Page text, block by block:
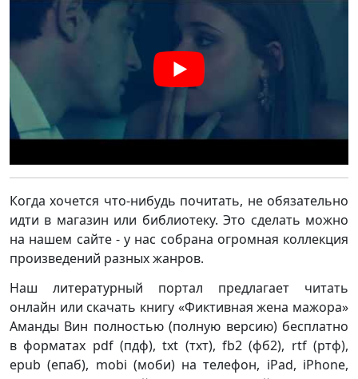
Когда хочется что-нибудь почитать, не обязательно
идти в магазин или библиотеку. Это сделать можно
на нашем сайте - у нас собрана огромная коллекция
произведений разных жанров.
Наш литературный портал предлагает читать
онлайн или скачать книгу «Фиктивная жена мажора»
Аманды Вин полностью (полную версию) бесплатно
в форматах pdf (пдф), txt (тхт), fb2 (фб2), rtf (ртф),
epub (епаб), mobi (моби) на телефон, iPad, iPhone,